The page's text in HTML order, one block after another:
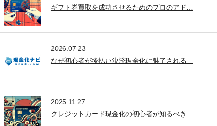
ギフト券買取を成功させるためのプロのアド…
2026.07.23
なぜ初心者が後払い決済現金化に魅了される…
2025.11.27
クレジットカード現金化の初心者が知るべき…